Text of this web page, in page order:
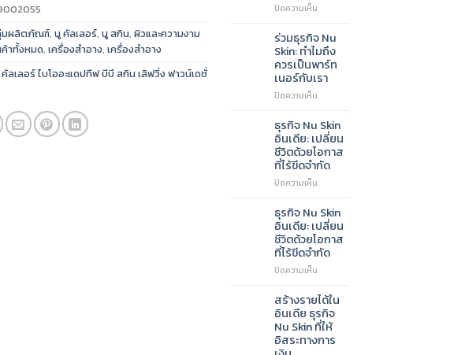
ผลิตภัณฑ์, นู คัลเลอร์, นู สกิน, ผิวและความงาม
าทั้งหมด, เครื่องสำอาง, เครื่องสำอาง
ลเลอร์ ไบโออะแดปทีฟ บีบี สกิน เลิฟวิ่ง ฟาวน์เดชั่
Radiant
&
Brighter
Skin
ปิดความเห็น
ทาง
ธุรกิจ
Nu
Skin
อินเดีย:
ลงทุน
ที่
มอง
หา
ตลาด
ร่วมธุรกิจ Nu
Skin: ทำไมถึง
ควรเป็นพาร์ท
เนอร์กับเรา
ปิดความเห็น
ธุรกิจ
Nu
Skin:
ทำไม
ถึง
พาร์
ท
เนอ
ร์
กับ
ธุรกิจ Nu Skin
อินเดีย: เปลี่ยน
ชีวิตด้วยโอกาส
ที่ไร้ขีดจำกัด
ปิดความเห็น
Nu
Skin
อินเดีย:
เปลี่ยน
ชีวิต
ที่
ไร้
ขีด
จำกัด
ธุรกิจ Nu Skin
อินเดีย: เปลี่ยน
ชีวิตด้วยโอกาส
ที่ไร้ขีดจำกัด
ปิดความเห็น
Nu
Skin
อินเดีย:
เปลี่ยน
ชีวิต
สร้างรายได้ใน
อินเดีย ธุรกิจ
Nu Skin ที่ให้
อิสระทางการ